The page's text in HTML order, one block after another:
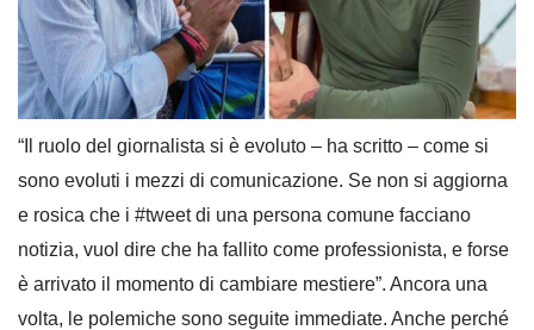
“Il ruolo del giornalista si è evoluto – ha scritto – come si
sono evoluti i mezzi di comunicazione. Se non si aggiorna
e rosica che i #tweet di una persona comune facciano
notizia, vuol dire che ha fallito come professionista, e forse
è arrivato il momento di cambiare mestiere”. Ancora una
volta, le polemiche sono seguite immediate. Anche perché